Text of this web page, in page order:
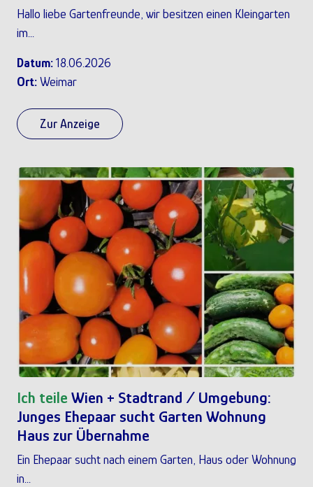
Hallo liebe Gartenfreunde, wir besitzen einen Kleingarten
im...
Datum: 18.06.2026
Ort: Weimar
Zur Anzeige
Ich teileWien + Stadtrand / Umgebung:
Junges Ehepaar sucht Garten Wohnung
Haus zur Übernahme
Ein Ehepaar sucht nach einem Garten, Haus oder Wohnung
in...